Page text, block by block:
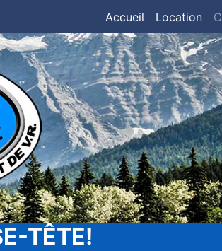
Accueil Location
TÊTE!